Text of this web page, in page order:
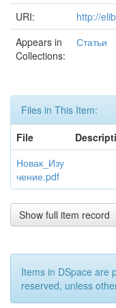
URI:
http://
Appears in
Collections:
Статьи
Files in This Item:
File
Новак_Изу
чение.pdf
Show full item record
Items in DSpace are
reserved, unless